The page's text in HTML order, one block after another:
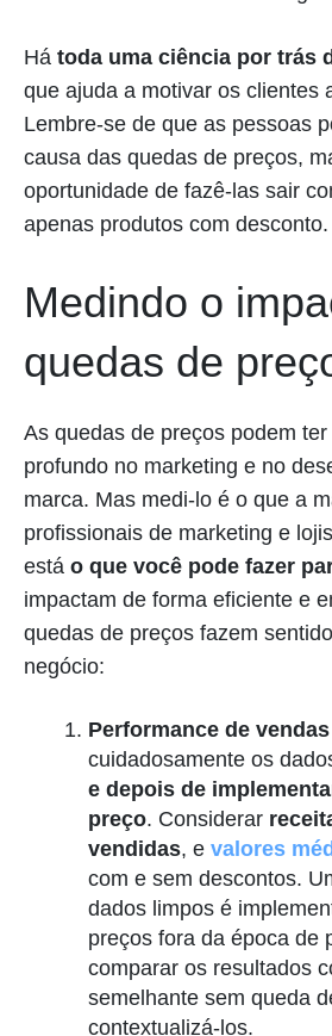
Há toda uma ciência por trás
que ajuda a motivar os clientes
Lembre-se de que as pessoas
causa das quedas de preços,
oportunidade de fazê-las sair
apenas produtos com desconto.
Medindo o
quedas de
As quedas de preços podem
profundo no marketing e no
marca. Mas medi-lo é o que a
profissionais de marketing e
está o que você pode fazer
impactam de forma eficiente e
quedas de preços fazem
negócio:
Performance de vendas
cuidadosamente os
e depois de
preço. Considerar
vendidas, e valores
com e sem descontos.
dados limpos é
preços fora da época de
comparar os resultados
semelhante sem queda
contextualizá-los.